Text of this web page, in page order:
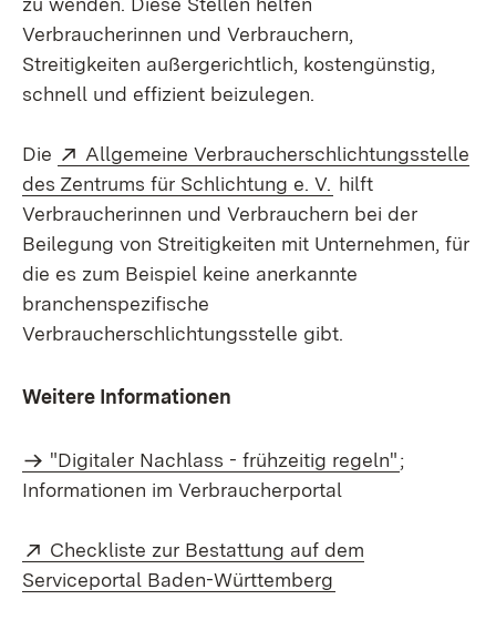
Verbraucherinnen und Verbrauchern,
Streitigkeiten außergerichtlich, kostengünstig,
schnell und effizient beizulegen.
Die Extern:
Allgemeine Verbraucherschlichtungsstelle
des Zentrums für Schlichtung e. V. (Öffnet in neuem
hilft
Verbraucherinnen und Verbrauchern bei der
Beilegung von Streitigkeiten mit Unternehmen, für
die es zum Beispiel keine anerkannte
branchenspezifische
Verbraucherschlichtungsstelle gibt.
Weitere Informationen
"Digitaler Nachlass - frühzeitig regeln";
Informationen im Verbraucherportal
Extern:
Checkliste zur Bestattung auf dem
Serviceportal Baden-Württemberg